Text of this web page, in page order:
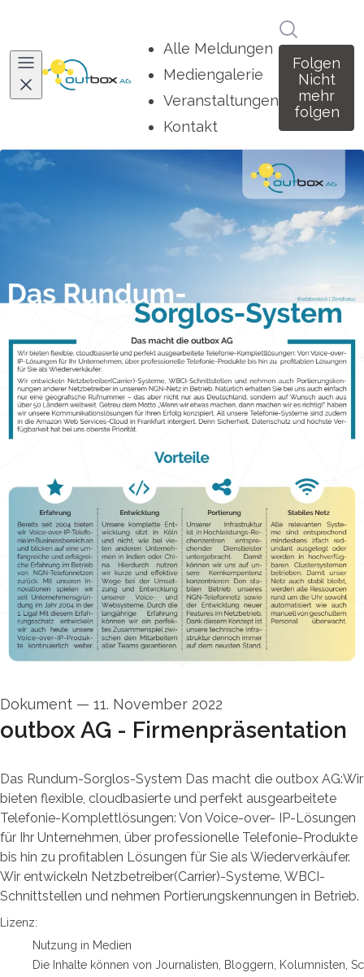
Alle Meldungen
Mediengalerie
Veranstaltungen
Kontakt
Folgen
Nicht
mehr
folgen
Dokument — 11. November 2022
outbox AG - Firmenpräsentation
Das Rundum-Sorglos-System Das macht die outbox AG:Wir
bieten flexible, cloudbasierte und perfekt ausgearbeitete
Telefonie-Komplettlösungen: Von Voice-over- IP-Lösungen
für Ihr Unternehmen, über professionelle Telefonie-Produkte
bis hin zu profitablen Lösungen für Sie als Wiederverkäufer.
Wir entwickeln Netzbetreiber(Carrier)-Systeme, WBCI-
Schnittstellen und nehmen Portierungskennungen in Betrieb.
go to media item
Lizenz:
Nutzung in Medien
Die Inhalte können von Journalisten, Bloggern, Kolumnisten,